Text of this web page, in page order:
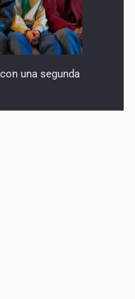
una segunda